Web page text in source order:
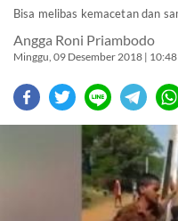
Bisa melibas kemacetan dan
Angga Roni Priambodo
Minggu, 09 Desember 2018 |